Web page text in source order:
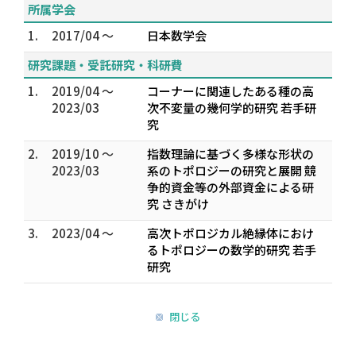
所属学会
1.
2017/04 ～
日本数学会
研究課題・受託研究・科研費
1.
2019/04 ～
2023/03
コーナーに関連したある種の高
次不変量の幾何学的研究 若手研
究
2.
2019/10 ～
2023/03
指数理論に基づく多様な形状の
系のトポロジーの研究と展開 競
争的資金等の外部資金による研
究 さきがけ
3.
2023/04 ～
高次トポロジカル絶縁体におけ
るトポロジーの数学的研究 若手
研究
閉じる